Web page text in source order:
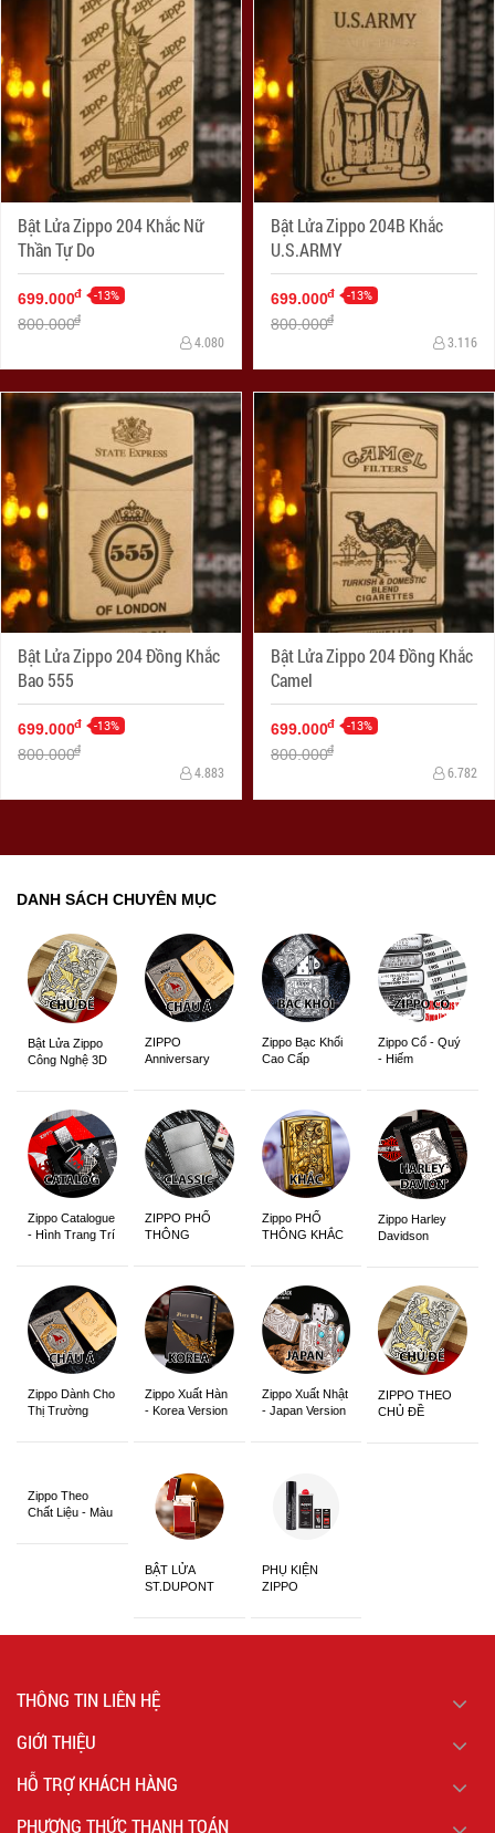
Bật Lửa Zippo 204 Khắc Nữ
Thần Tự Do
699.000đ -13%
800.000đ
4.080
Bật Lửa Zippo 204B Khắc
U.S.ARMY
699.000đ -13%
800.000đ
3.116
Bật Lửa Zippo 204 Đồng Khắc
Bao 555
699.000đ -13%
800.000đ
4.883
Bật Lửa Zippo 204 Đồng Khắc
Camel
699.000đ -13%
800.000đ
6.782
DANH SÁCH CHUYÊN MỤC
Bật Lửa Zippo
Công Nghệ 3D
ZIPPO
Anniversary
Zippo Bạc Khối
Cao Cấp
Zippo Cổ - Quý
- Hiếm
Zippo Catalogue
- Hình Trang Trí
ZIPPO PHỔ
THÔNG
Zippo PHỔ
THÔNG KHẮC
Zippo Harley
Davidson
Zippo Dành Cho
Thị Trường
Zippo Xuất Hàn
- Korea Version
Zippo Xuất Nhật
- Japan Version
ZIPPO THEO
CHỦ ĐỀ
Zippo Theo
Chất Liệu - Màu
BẬT LỬA
ST.DUPONT
PHỤ KIỆN
ZIPPO
THÔNG TIN LIÊN HỆ
GIỚI THIỆU
HỖ TRỢ KHÁCH HÀNG
PHƯƠNG THỨC THANH TOÁN